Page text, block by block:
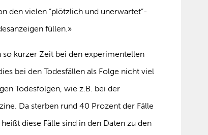
den vielen “plötzlich und unerwartet”-
füllen.»
so kurzer Zeit bei den experimentellen
bei den Todesfällen als Folge nicht viel
Todesfolgen, wie z.B. bei der
Da sterben rund 40 Prozent der Fälle
diese Fälle sind in den Daten zu den